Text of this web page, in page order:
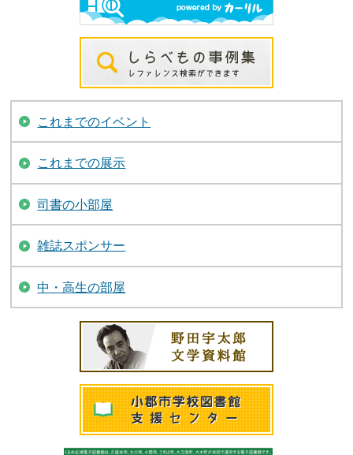
これまでのイベント
これまでの展示
司書の小部屋
雑誌スポンサー
中・高生の部屋